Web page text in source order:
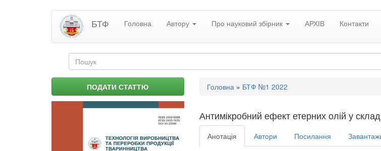
БТФ Головна Автору Про науковий збірник АРХІВ Контакти
Пошукова
форма
ПОДАТИ СТАТТЮ Ви
тут
Головна » БТФ №1 2022
Антимікробний ефект етерних олій у
Анотація Автори Посилання